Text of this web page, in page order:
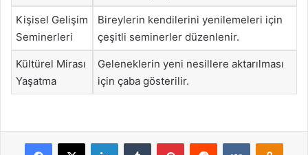
Kişisel Gelişim
Seminerleri
Bireylerin kendilerini yenilemeleri için
çeşitli seminerler düzenlenir.
Kültürel Mirası
Yaşatma
Geleneklerin yeni nesillere aktarılması
için çaba gösterilir.
Facebook
X LinkedInTumblr PinterestReddit VKontakte